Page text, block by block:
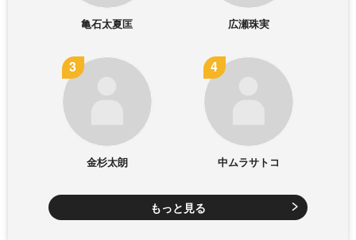
亀石太夏匡 広瀬珠実
金杉太朗 中ムラサトコ
もっと見る